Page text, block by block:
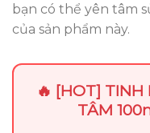
bạn có thể yên tâm
của sản phẩm này.
🔥 [HOT]
TÂM